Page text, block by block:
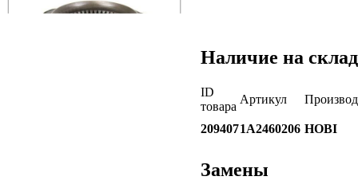
Наличие на
ID
товара
Артикул
2094071A2460206 HOBI
Замены